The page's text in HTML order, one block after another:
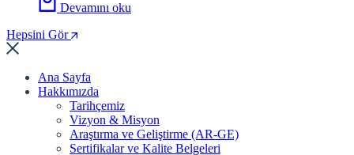
Devamını oku
Hepsini Gör
Ana Sayfa
Hakkımızda
Tarihçemiz
Vizyon & Misyon
Araştırma ve Geliştirme (AR-GE)
Sertifikalar ve Kalite Belgeleri